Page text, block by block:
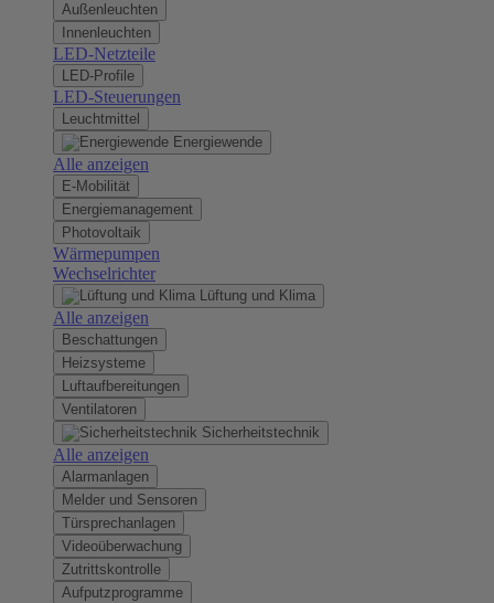
Außenleuchten
Innenleuchten
LED-Netzteile
LED-Profile
LED-Steuerungen
Leuchtmittel
Energiewende
Alle anzeigen
E-Mobilität
Energiemanagement
Photovoltaik
Wärmepumpen
Wechselrichter
Lüftung und Klima
Alle anzeigen
Beschattungen
Heizsysteme
Luftaufbereitungen
Ventilatoren
Sicherheitstechnik
Alle anzeigen
Alarmanlagen
Melder und Sensoren
Türsprechanlagen
Videoüberwachung
Zutrittskontrolle
Aufputzprogramme